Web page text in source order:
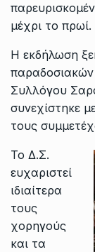
μέχρι το πρωί.
Η εκδήλωση
Συλλόγου
συνεχίστηκε
τους
Το Δ.Σ.
ευχαριστεί
ιδιαίτερα
τους
χορηγούς
και τα